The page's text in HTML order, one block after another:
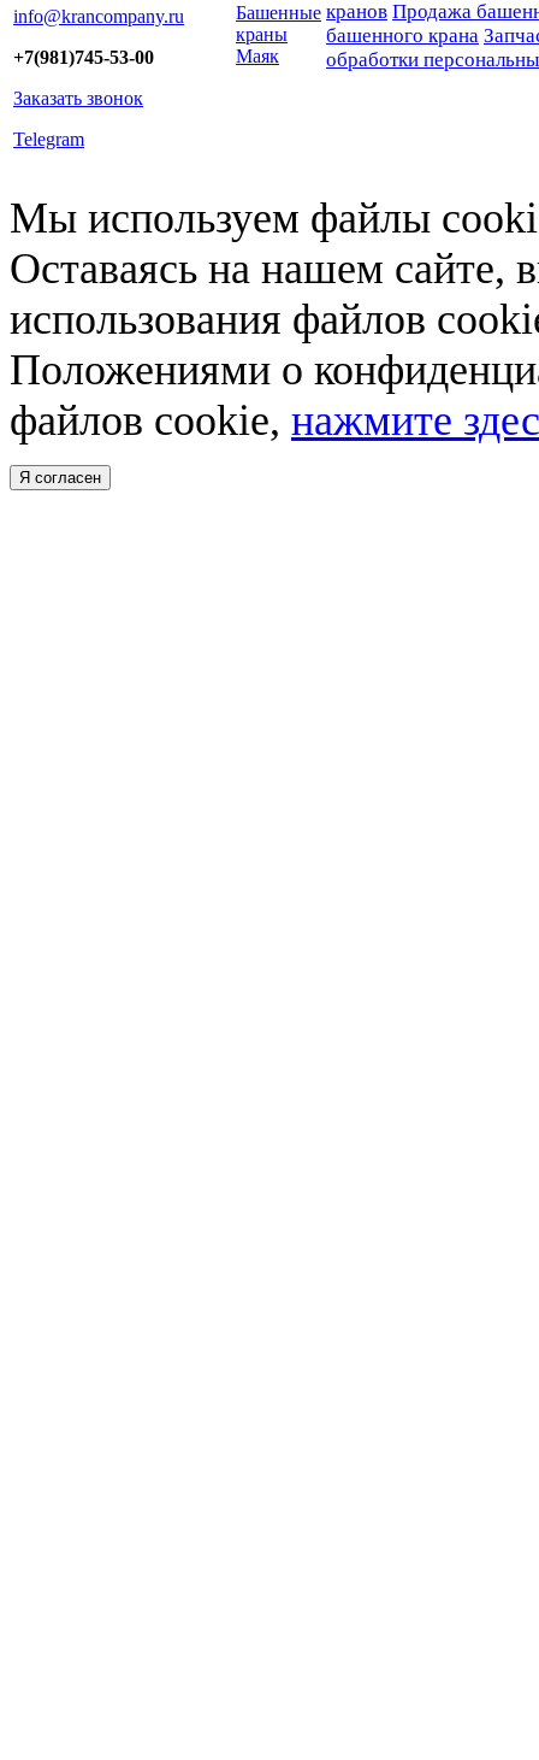
info@krancompany.ru
+7(981)745-53-00
Заказать звонок
Telegram
Башенные
краны
Маяк
кранов Продажа
башенного крана
обработки
Мы используем файлы
Оставаясь на нашем сайте,
использования файлов
Положениями о
файлов cookie, нажмите
Я согласен